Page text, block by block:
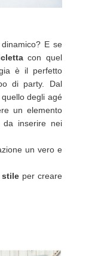
E se
con quel
è il perfetto
di party. Dal
degli agé
un elemento
da inserire nei
un vero e
stile per creare